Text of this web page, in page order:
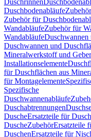
Duschrinnen
Duschbodenabläufe
Zubehör für
WandabläufeZubehör für
WandabläufeDuschwannen
Duschwannen und
Mineralwerkstoff und
Installationselemente
für Duschflächen aus
für Montagelemente
Spezifische
Duschwannenabläufe
Duschabtrennungen
DuscheErsatzteile für
DuscheZubehörErsatzteile
DuschenErsatzteile für